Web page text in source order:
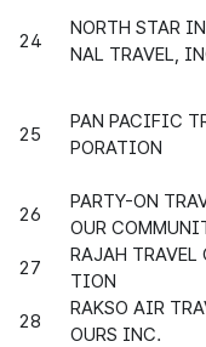
24
NORTH STAR
NAL TRAVEL,
25
PAN PACIFIC
PORATION
26
PARTY-ON
OUR
27
RAJAH TRAVEL
TION
28
RAKSO AIR
OURS INC.